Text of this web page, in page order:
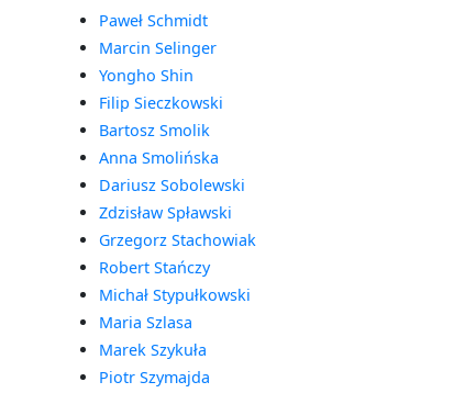
Paweł Schmidt
Marcin Selinger
Yongho Shin
Filip Sieczkowski
Bartosz Smolik
Anna Smolińska
Dariusz Sobolewski
Zdzisław Spławski
Grzegorz Stachowiak
Robert Stańczy
Michał Stypułkowski
Maria Szlasa
Marek Szykuła
Piotr Szymajda